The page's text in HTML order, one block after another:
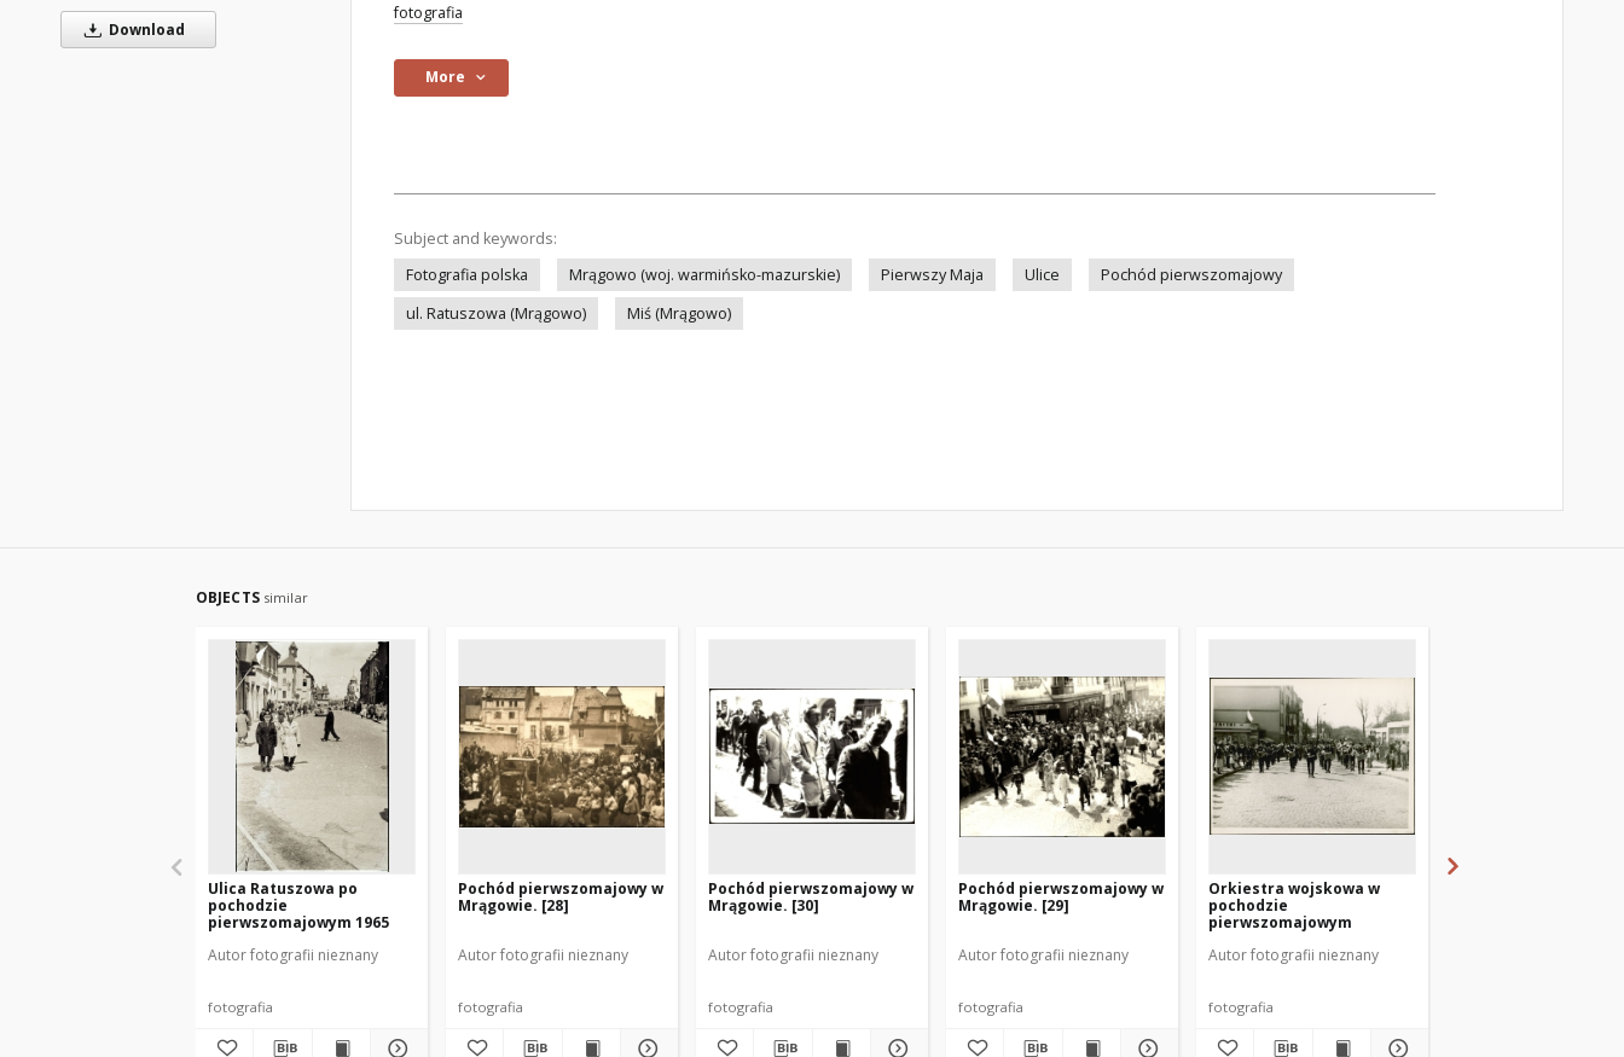
Download
fotografia
More
Subject and keywords:
Fotografia polska
Mrągowo (woj. warmińsko-mazurskie) Pierwszy Maja Ulice
Pochód pierwszomajowy
ul. Ratuszowa (Mrągowo)
Miś (Mrągowo)
OBJECTS similar
Ulica Ratuszowa po
pochodzie
pierwszomajowym 1965
Autor fotografii nieznany
fotografia
Pochód pierwszomajowy w
Mrągowie. [28]
Autor fotografii nieznany
fotografia
Pochód pierwszomajowy w
Mrągowie. [30]
Autor fotografii nieznany
fotografia
Pochód pierwszomajowy w
Mrągowie. [29]
Autor fotografii nieznany
fotografia
Orkiestra wojskowa w
pochodzie
pierwszomajowym
Autor fotografii nieznany
fotografia